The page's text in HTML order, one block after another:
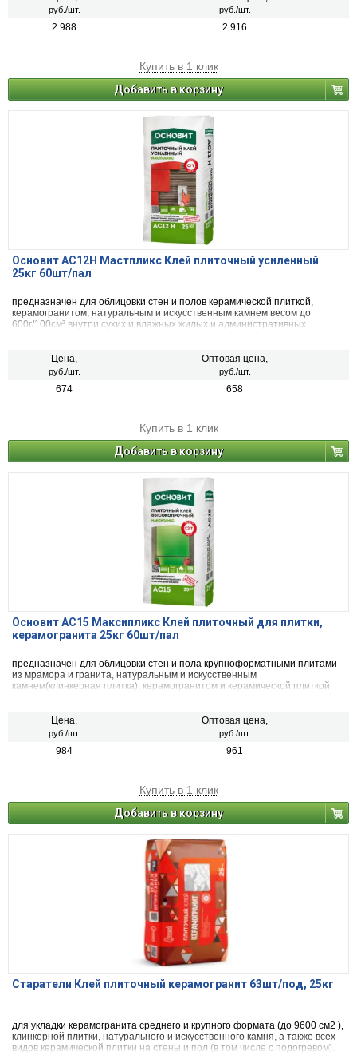
руб./шт. руб./шт.
2 988 2 916
Купить в 1 клик
Добавить в корзину
Основит АС12H Мастпликс Клей плиточный усиленный
25кг 60шт/пал
предназначен для облицовки стен и полов керамической плиткой,
керамогранитом, натуральным и искусственным камнем весом до
600г/100см² внутри сухих и влажных жилых и административных
Цена,
руб./шт.
Оптовая цена,
руб./шт.
674 658
Купить в 1 клик
Добавить в корзину
Основит АС15 Максипликс Клей плиточный для плитки,
керамогранита 25кг 60шт/пал
предназначен для облицовки стен и пола крупноформатными плитами
из мрамора и гранита, натуральным и искусственным
камнем(клинкерная плитка), керамогранитом и керамической плиткой.
Цена,
руб./шт.
Оптовая цена,
руб./шт.
984 961
Купить в 1 клик
Добавить в корзину
Старатели Клей плиточный керамогранит 63шт/под, 25кг
для укладки керамогранита среднего и крупного формата (до 9600 см2 ),
клинкерной плитки, натурального и искусственного камня, а также всех
видов керамической плитки на стены и пол (в том числе с подогревом).